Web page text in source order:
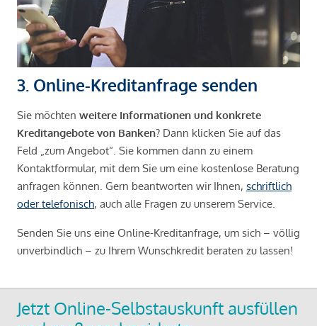
3. Online-Kreditanfrage senden
Sie möchten weitere Informationen und konkrete
Kreditangebote von Banken? Dann klicken Sie auf das
Feld „zum Angebot“. Sie kommen dann zu einem
Kontaktformular, mit dem Sie um eine kostenlose Beratung
anfragen können. Gern beantworten wir Ihnen, schriftlich
oder telefonisch, auch alle Fragen zu unserem Service.
Senden Sie uns eine Online-Kreditanfrage, um sich – völlig
unverbindlich – zu Ihrem Wunschkredit beraten zu lassen!
Jetzt Online-Selbstauskunft ausfüllen